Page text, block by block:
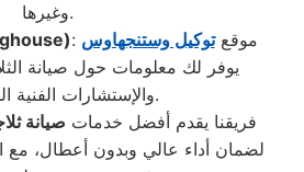
وغيرها.
: موقعتوكيل وستنجهاوس
يوفر لك معلومات حول صيانة
والإستشارات الفنية الخاصة بها.
فريقنا يقدم أفضل خدمات صيانة
لضمان أداء عالي وبدون أعطال، مع